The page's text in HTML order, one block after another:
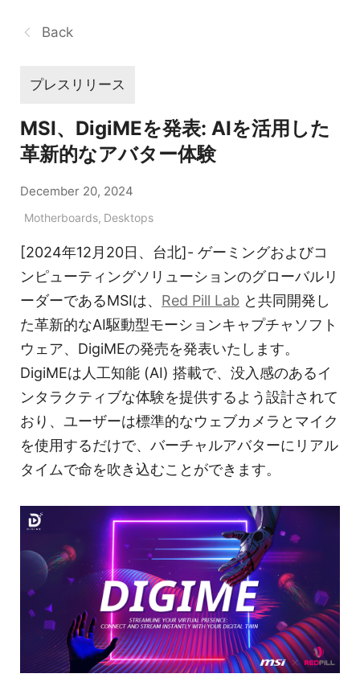
Back
プレスリリース
MSI、DigiMEを発表: AIを活用した
革新的なアバター体験
December 20, 2024
Motherboards, Desktops
[2024年12月20日、台北]- ゲーミングおよびコ
ンピューティングソリューションのグローバルリ
ーダーであるMSIは、 Red Pill Lab と共同開発し
た革新的なAI駆動型モーションキャプチャソフト
ウェア、DigiMEの発売を発表いたします。
DigiMEは人工知能 (AI) 搭載で、没入感のあるイ
ンタラクティブな体験を提供するよう設計されて
おり、ユーザーは標準的なウェブカメラとマイク
を使用するだけで、バーチャルアバターにリアル
タイムで命を吹き込むことができます。